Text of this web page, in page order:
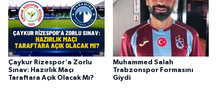
Çaykur Rizespor'a Zorlu
Sınav: Hazırlık Maçı
Taraftara Açık Olacak Mı?
Muhammed Salah
Trabzonspor Formasını
Giydi